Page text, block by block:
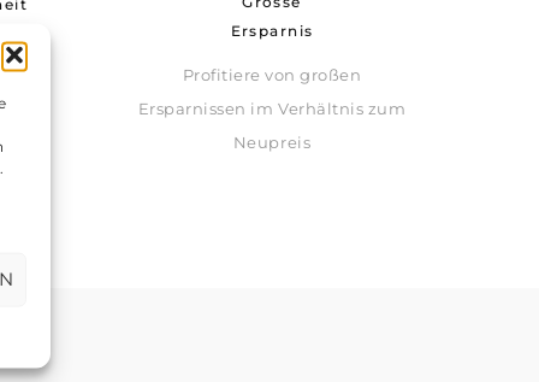
Ersparnis
Profitiere von großen
Ersparnissen im Verhältnis zum
Neupreis